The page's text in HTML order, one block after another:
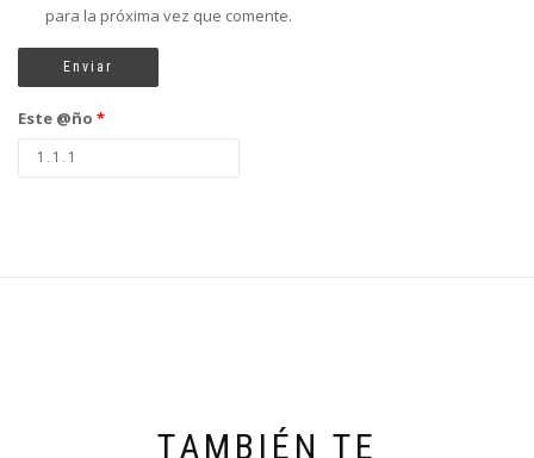
para la próxima vez que comente.
Este @ño *
TAMBIÉN TE